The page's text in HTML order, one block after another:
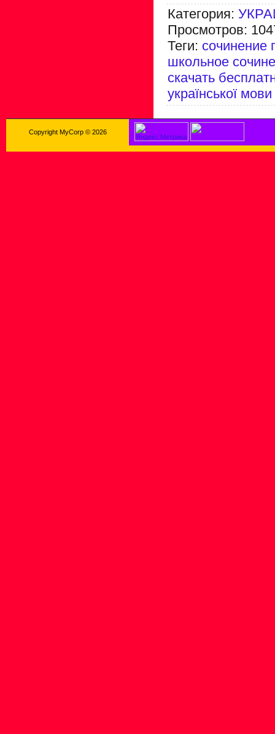
Категория:
Просмотров:
Теги: сочинение
школьное
скачать
української мови
Copyright MyCorp © 2026